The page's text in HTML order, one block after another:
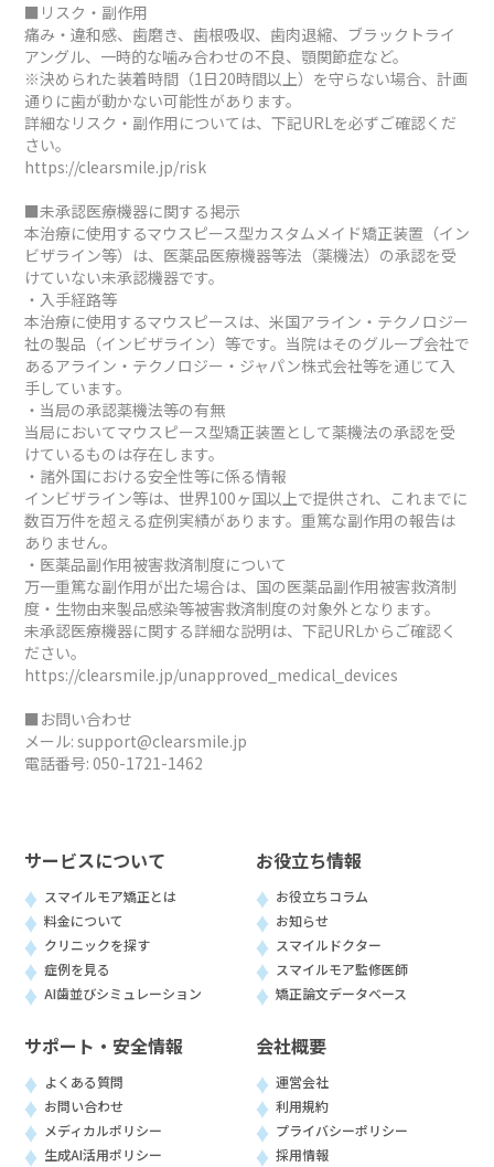
■リスク・副作用
痛み・違和感、歯磨き、歯根吸収、歯肉退縮、ブラックトライ
アングル、一時的な噛み合わせの不良、顎関節症など。
※決められた装着時間（1日20時間以上）を守らない場合、計画
通りに歯が動かない可能性があります。
詳細なリスク・副作用については、下記URLを必ずご確認くだ
さい。
https://clearsmile.jp/risk
■未承認医療機器に関する掲示
本治療に使用するマウスピース型カスタムメイド矯正装置（イン
ビザライン等）は、医薬品医療機器等法（薬機法）の承認を受
けていない未承認機器です。
・入手経路等
本治療に使用するマウスピースは、米国アライン・テクノロジー
社の製品（インビザライン）等です。当院はそのグループ会社で
あるアライン・テクノロジー・ジャパン株式会社等を通じて入
手しています。
・当局の承認薬機法等の有無
当局においてマウスピース型矯正装置として薬機法の承認を受
けているものは存在します。
・諸外国における安全性等に係る情報
インビザライン等は、世界100ヶ国以上で提供され、これまでに
数百万件を超える症例実績があります。重篤な副作用の報告は
ありません。
・医薬品副作用被害救済制度について
万一重篤な副作用が出た場合は、国の医薬品副作用被害救済制
度・生物由来製品感染等被害救済制度の対象外となります。
未承認医療機器に関する詳細な説明は、下記URLからご確認く
ださい。
https://clearsmile.jp/unapproved_medical_devices
■お問い合わせ
メール: support@clearsmile.jp
電話番号: 050-1721-1462
サービスについて
スマイルモア矯正とは
料金について
クリニックを探す
症例を見る
AI歯並びシミュレーション
お役立ち情報
お役立ちコラム
お知らせ
スマイルドクター
スマイルモア監修医師
矯正論文データベース
サポート・安全情報
よくある質問
お問い合わせ
メディカルポリシー
生成AI活用ポリシー
会社概要
運営会社
利用規約
プライバシーポリシー
採用情報